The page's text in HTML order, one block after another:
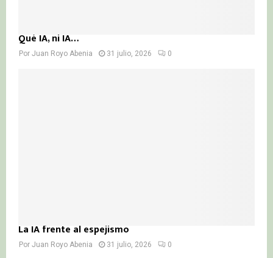
Qué IA, ni IA…
Por Juan Royo Abenia 31 julio, 2026 0
La IA frente al espejismo
Por Juan Royo Abenia 31 julio, 2026 0